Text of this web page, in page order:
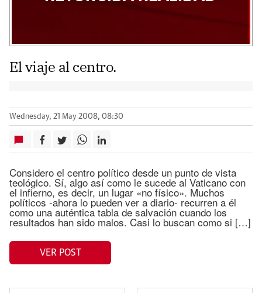
El viaje al centro.
Wednesday, 21 May 2008, 08:30
Considero el centro político desde un punto de vista
teológico. Sí, algo así como le sucede al Vaticano con
el infierno, es decir, un lugar «no físico». Muchos
políticos -ahora lo pueden ver a diario- recurren a él
como una auténtica tabla de salvación cuando los
resultados han sido malos. Casi lo buscan como si […]
VER POST